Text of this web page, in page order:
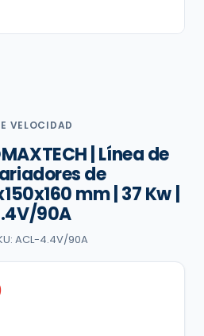
VELOCIDAD
| Línea de
de
mm | 37 Kw |
90A
ACL-4.4V/90A